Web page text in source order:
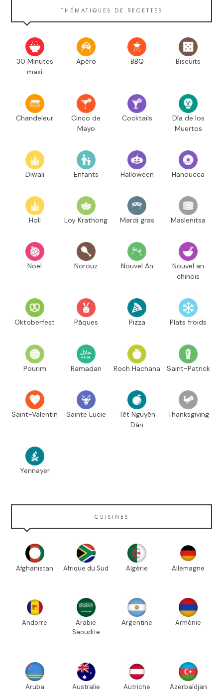
THÉMATIQUES DE RECETTES
30 Minutes
maxi
Apéro BBQ Biscuits
Chandeleur
Cinco de
Mayo
Cocktails
Día de los
Muertos
Diwali Enfants Halloween Hanoucca
Holi Loy Krathong Mardi gras Maslenitsa
Noël Norouz Nouvel An
Nouvel an
chinois
Oktoberfest Pâques Pizza Plats froids
Pourim Ramadan Roch Hachana Saint-Patrick
Saint-Valentin Sainte Lucie
Têt Nguyên
Dán
Thanksgiving
Yennayer
CUISINES
Afghanistan Afrique du Sud Algérie Allemagne
Andorre
Arabie
Saoudite
Argentine Arménie
Aruba Australie Autriche Azerbaïdjan